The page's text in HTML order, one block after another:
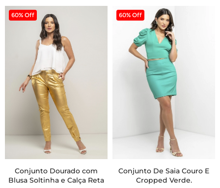
60% Off
Conjunto Dourado com
Blusa Soltinha e Calça Reta
60% Off
Conjunto De Saia Couro E
Cropped Verde.